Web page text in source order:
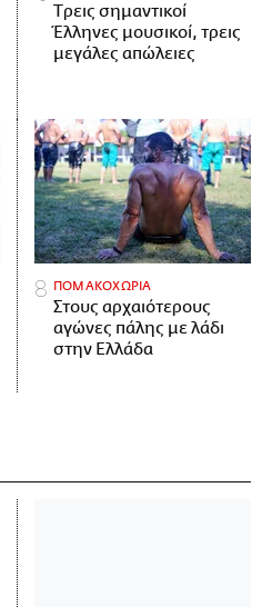
Tρεις σημαντικοί
Έλληνες μουσικοί, τρεις
μεγάλες απώλειες
ΠΟΜΑΚΟΧΩΡΙΑ
Στους αρχαιότερους
αγώνες πάλης με λάδι
στην Ελλάδα